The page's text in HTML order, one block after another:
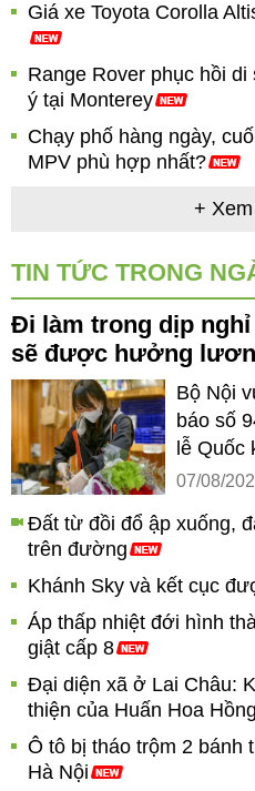
Giá xe Toyota Corolla
Range Rover phục hồi
ý tại Monterey
Chạy phố hàng ngày,
MPV phù hợp nhất?
+
TIN TỨC TRONG
Đi làm trong dịp nghỉ
sẽ được hưởng
Bộ Nội
báo số
lễ Quốc
07/08/
Đất từ đồi đổ ập xuống,
trên đường
Khánh Sky và kết cục
Áp thấp nhiệt đới hình
giật cấp 8
Đại diện xã ở Lai Châu:
thiện của Huấn Hoa
Ô tô bị tháo trộm 2 bánh
Hà Nội